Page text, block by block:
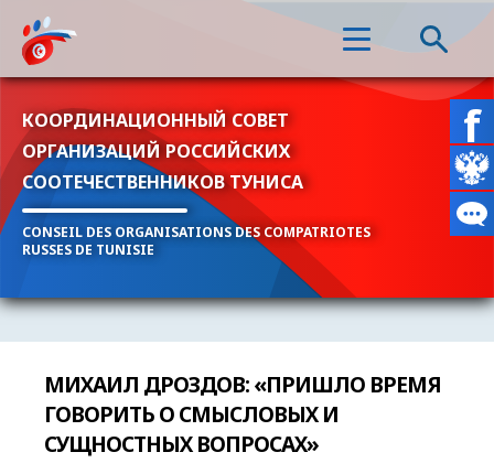
КООРДИНАЦИОННЫЙ СОВЕТ
ОРГАНИЗАЦИЙ РОССИЙСКИХ
СООТЕЧЕСТВЕННИКОВ ТУНИСА
CONSEIL DES ORGANISATIONS DES COMPATRIOTES
RUSSES DE TUNISIE
МИХАИЛ ДРОЗДОВ: «ПРИШЛО ВРЕМЯ
ГОВОРИТЬ О СМЫСЛОВЫХ И
СУЩНОСТНЫХ ВОПРОСАХ»